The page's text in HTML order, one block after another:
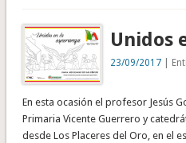
Unidos
23/09/2017 |
En esta ocasión el profesor Jesús
Primaria Vicente Guerrero y
desde Los Placeres del Oro, en el